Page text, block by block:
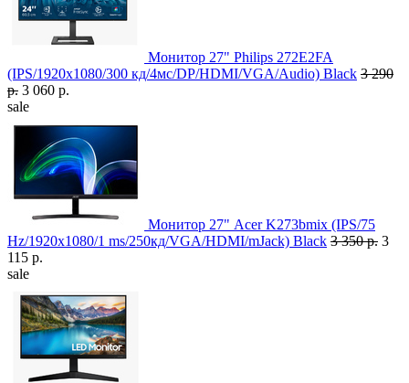
Монитор 27" Philips 272E2FA
(IPS/1920x1080/300 кд/4мс/DP/HDMI/VGA/Audio) Black 3 290
р. 3 060 р.
sale
Монитор 27" Acer K273bmix (IPS/75
Hz/1920x1080/1 ms/250кд/VGA/HDMI/mJack) Black 3 350 р. 3
115 р.
sale